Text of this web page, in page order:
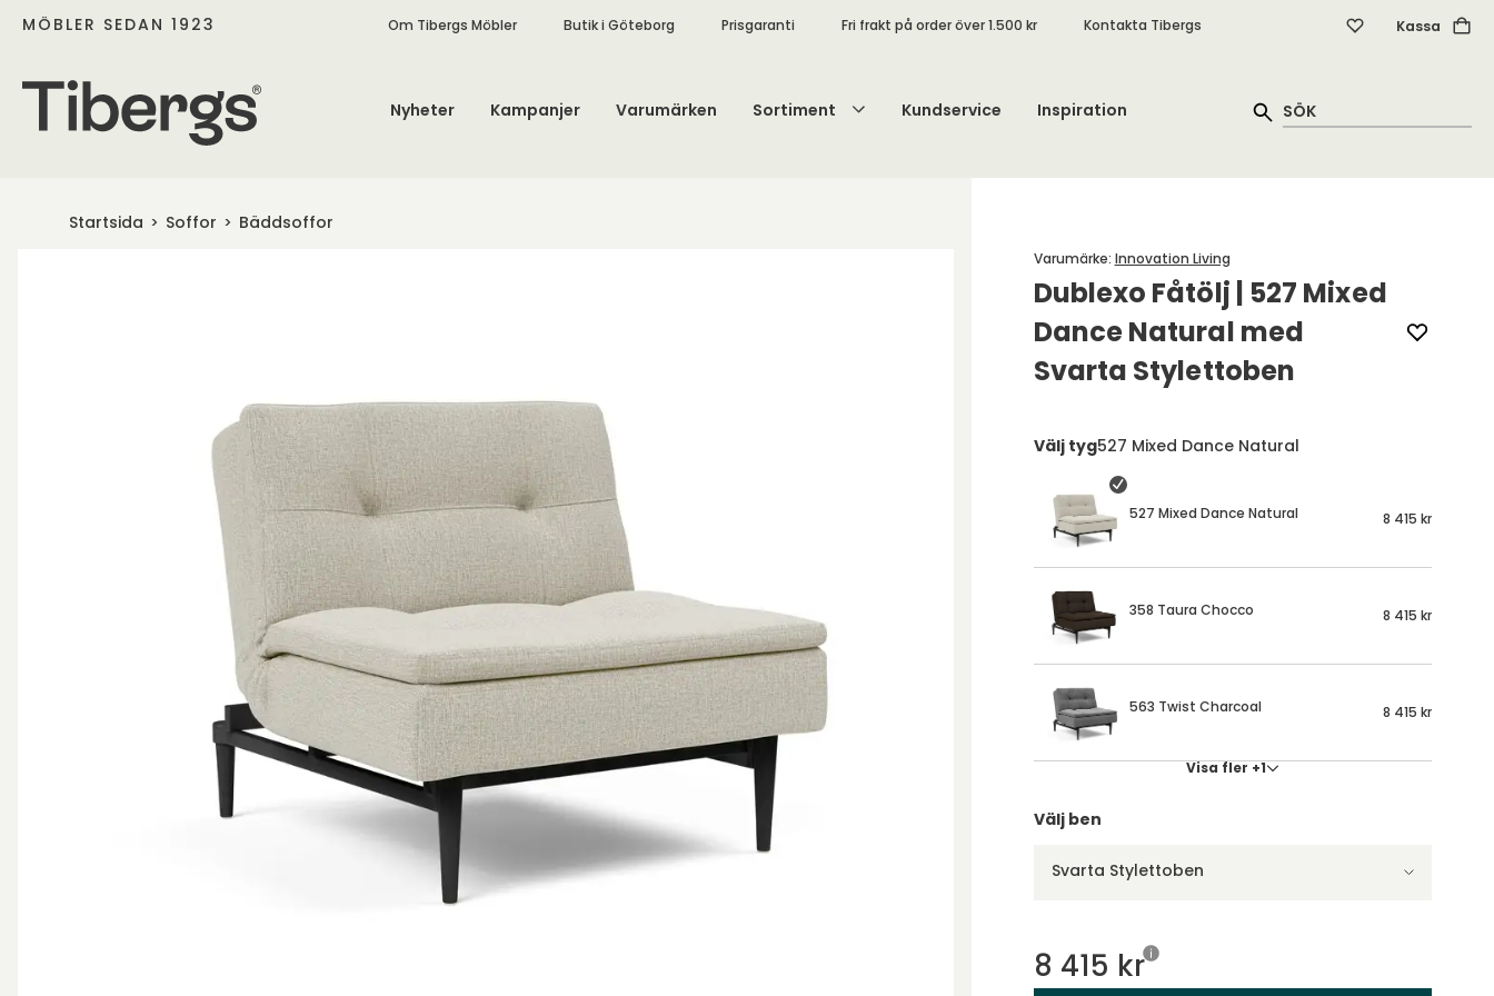
MÖBLER SEDAN 1923 Om Tibergs Möbler Butik i Göteborg Prisgaranti Fri frakt på order över 1.500 kr Kontakta Tibergs Kassa
Nyheter Kampanjer Varumärken Sortiment Kundservice Inspiration
Startsida Soffor Bäddsoffor
Dublexo Fåtölj | 527 Mixed
Dance Natural med
Svarta Stylettoben
Varumärke: Innovation Living
Välj tyg527 Mixed Dance Natural
527 Mixed Dance Natural 8 415 kr
358 Taura Chocco 8 415 kr
563 Twist Charcoal 8 415 kr
Visa fler +1
Välj ben
Svarta Stylettoben
8 415 kr